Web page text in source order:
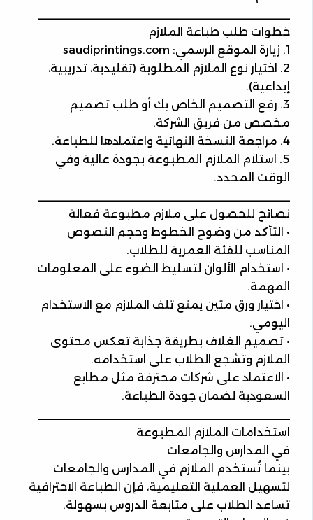
خطوات طلب طباعة الملازم
1. زيارة الموقع الرسمي: saudiprintings.com
2. اختيار نوع الملازم المطلوبة (تقليدية، تدريبية،
إبداعية).
3. رفع التصميم الخاص بك أو طلب تصميم
مخصص من فريق الشركة.
4. مراجعة النسخة النهائية واعتمادها للطباعة.
5. استلام الملازم المطبوعة بجودة عالية وفي
الوقت المحدد.
نصائح للحصول على ملازم مطبوعة فعالة
• التأكد من وضوح الخطوط وحجم النصوص
المناسب للفئة العمرية للطلاب.
• استخدام الألوان لتسليط الضوء على المعلومات
المهمة.
• اختيار ورق متين يمنع تلف الملازم مع الاستخدام
اليومي.
• تصميم الغلاف بطريقة جذابة تعكس محتوى
الملازم وتشجع الطلاب على استخدامه.
• الاعتماد على شركات محترفة مثل مطابع
السعودية لضمان جودة الطباعة.
استخدامات الملازم المطبوعة
في المدارس والجامعات
بينما تُستخدم الملازم في المدارس والجامعات
لتسهيل العملية التعليمية، فإن الطباعة الاحترافية
تساعد الطلاب على متابعة الدروس بسهولة.